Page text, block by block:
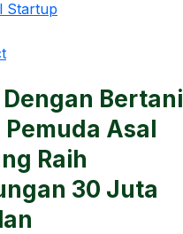
Startup
Bertani
Pemuda Asal
Raih
30 Juta